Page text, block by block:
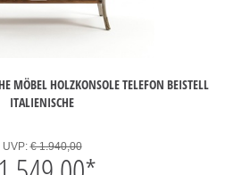
MÖBEL HOLZKONSOLE TELEFON BEISTELL
ITALIENISCHE
UVP:€ 1.940,00